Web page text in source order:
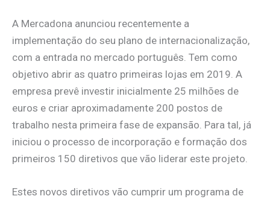
A Mercadona anunciou recentemente a
implementação do seu plano de internacionalização,
com a entrada no mercado português. Tem como
objetivo abrir as quatro primeiras lojas em 2019. A
empresa prevê investir inicialmente 25 milhões de
euros e criar aproximadamente 200 postos de
trabalho nesta primeira fase de expansão. Para tal, já
iniciou o processo de incorporação e formação dos
primeiros 150 diretivos que vão liderar este projeto.
Estes novos diretivos vão cumprir um programa de